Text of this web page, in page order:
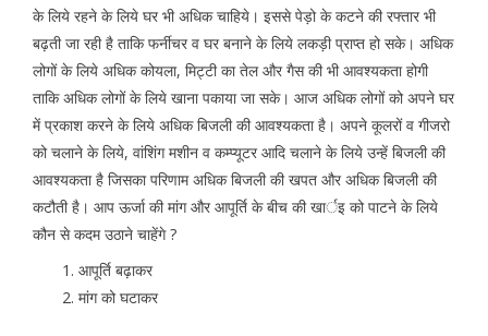
के लिये रहने के लिये घर भी अधिक चाहिये। इससे पेड़ो के कटने की रफ्तार भी
बढ़ती जा रही है ताकि फर्नीचर व घर बनाने के लिये लकड़ी प्राप्त हो सके। अधिक
लोगों के लिये अधिक कोयला, मिट्टी का तेल और गैस की भी आवश्यकता होगी
ताकि अधिक लोगों के लिये खाना पकाया जा सके। आज अधिक लोगों को अपने घर
में प्रकाश करने के लिये अधिक बिजली की आवश्यकता है। अपने कूलरों व गीजरो
को चलाने के लिये, वांशिंग मशीन व कम्प्यूटर आदि चलाने के लिये उन्हें बिजली की
आवश्यकता है जिसका परिणाम अधिक बिजली की खपत और अधिक बिजली की
कटौती है। आप ऊर्जा की मांग और आपूर्ति के बीच की खार्इ को पाटने के लिये
कौन से कदम उठाने चाहेंगे ?
आपूर्ति बढ़ाकर
मांग को घटाकर